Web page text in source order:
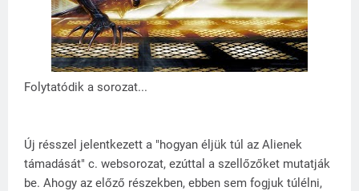
Folytatódik a sorozat...
Új résszel jelentkezett a "hogyan éljük túl az Alienek
támadását" c. websorozat, ezúttal a szellőzőket mutatják
be. Ahogy az előző részekben, ebben sem fogjuk túlélni,